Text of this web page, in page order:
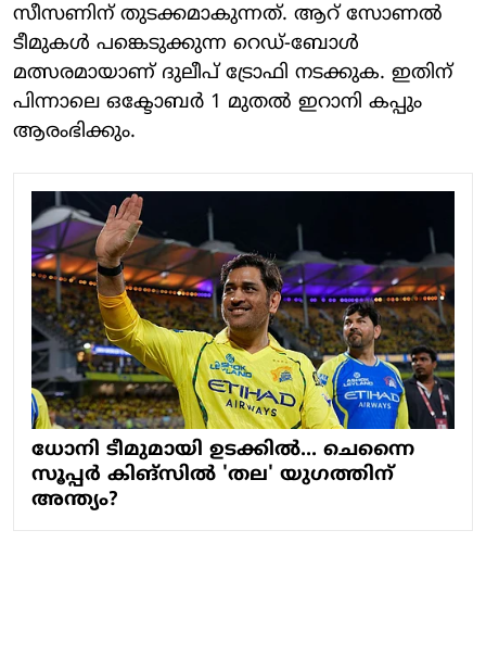
സീസണിന് തുടക്കമാകുന്നത്. ആറ് സോണല്‍
ടീമുകള്‍ പങ്കെടുക്കുന്ന റെഡ്-ബോള്‍
മത്സരമായാണ് ദുലീപ് ട്രോഫി നടക്കുക. ഇതിന്
പിന്നാലെ ഒക്ടോബര്‍ 1 മുതല്‍ ഇറാനി കപ്പും
ആരംഭിക്കും.
ധോനി ടീമുമായി ഉടക്കിൽ... ചെന്നൈ
സൂപ്പർ കിങ്സിൽ 'തല' യു​​ഗത്തിന്
അന്ത്യം?